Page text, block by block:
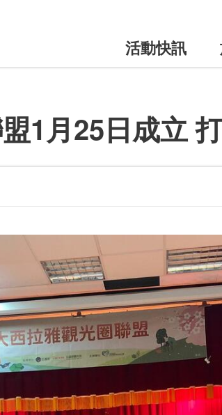
活動快訊
1月25日成立